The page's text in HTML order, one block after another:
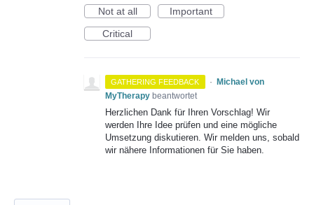
Not at all
Important
Critical
GATHERING FEEDBACK ·
Michael von
MyTherapy beantwortet
Herzlichen Dank für Ihren Vorschlag! Wir
werden Ihre Idee prüfen und eine mögliche
Umsetzung diskutieren. Wir melden uns, sobald
wir nähere Informationen für Sie haben.